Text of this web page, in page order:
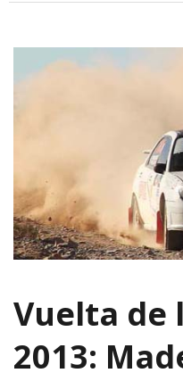
Vuelta de
2013: